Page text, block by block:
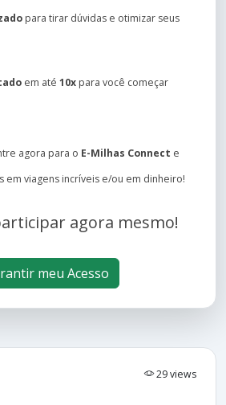
para tirar dúvidas e otimizar seus
em até 10x para você começar
agora para o E-Milhas Connect e
em viagens incríveis e/ou em dinheiro!
agora mesmo!
meu Acesso
29 views